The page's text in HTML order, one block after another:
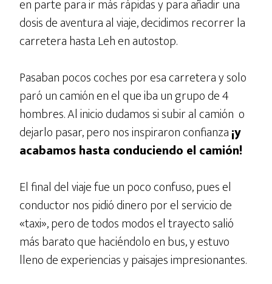
en parte para ir más rápidas y para añadir una
dosis de aventura al viaje, decidimos recorrer la
carretera hasta Leh en autostop.
Pasaban pocos coches por esa carretera y solo
paró un camión en el que iba un grupo de 4
hombres. Al inicio dudamos si subir al camión o
dejarlo pasar, pero nos inspiraron confianza¡y
acabamos hasta conduciendo el camión!
El final del viaje fue un poco confuso, pues el
conductor nos pidió dinero por el servicio de
«taxi», pero de todos modos el trayecto salió
más barato que haciéndolo en bus, y estuvo
lleno de experiencias y paisajes impresionantes.